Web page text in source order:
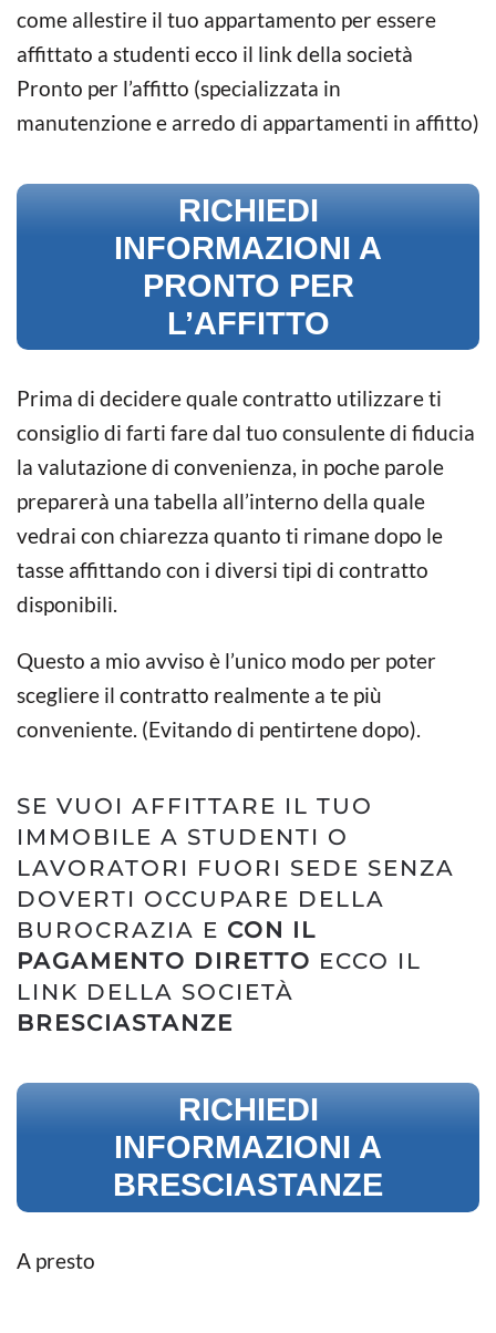
come allestire il tuo appartamento per essere
affittato a studenti ecco il link della società
Pronto per l’affitto (specializzata in
manutenzione e arredo di appartamenti in affitto)
RICHIEDI
INFORMAZIONI A
PRONTO PER
L’AFFITTO
Prima di decidere quale contratto utilizzare ti
consiglio di farti fare dal tuo consulente di fiducia
la valutazione di convenienza, in poche parole
preparerà una tabella all’interno della quale
vedrai con chiarezza quanto ti rimane dopo le
tasse affittando con i diversi tipi di contratto
disponibili.
Questo a mio avviso è l’unico modo per poter
scegliere il contratto realmente a te più
conveniente. (Evitando di pentirtene dopo).
SE VUOI AFFITTARE IL TUO
IMMOBILE A STUDENTI O
LAVORATORI FUORI SEDE SENZA
DOVERTI OCCUPARE DELLA
BUROCRAZIA E CON IL
PAGAMENTO DIRETTO ECCO IL
LINK DELLA SOCIETÀ
BRESCIASTANZE
RICHIEDI
INFORMAZIONI A
BRESCIASTANZE
A presto